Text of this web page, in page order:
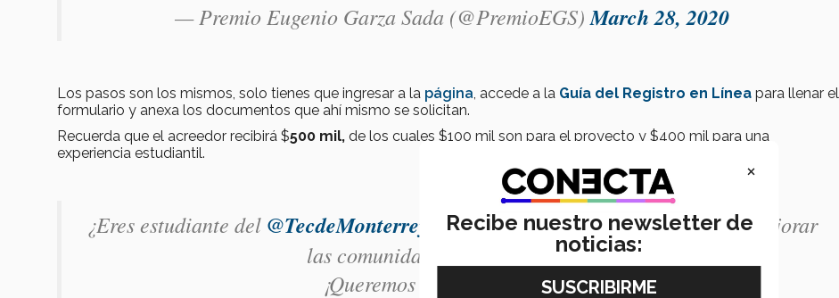
— Premio Eugenio Garza Sada (@PremioEGS) March 28, 2020
Los pasos son los mismos, solo tienes que ingresar a la página , accede a la Guía del Registro en Línea para llenar el
formulario y anexa los documentos que ahí mismo se solicitan.
Recuerda que el acreedor recibirá $500 mil, de los cuales $100 mil son para el proyecto y $400 mil para una
experiencia estudiantil.
¿Eres estudiante del @TecdeMonterrey
y tienes un proyecto innovador para mejorar
las comunidades de nuestro país?
¡Queremos conocerlo! 🙋🏻‍♀️🙋‍♂️
×
Recibe nuestro newsletter de
noticias: